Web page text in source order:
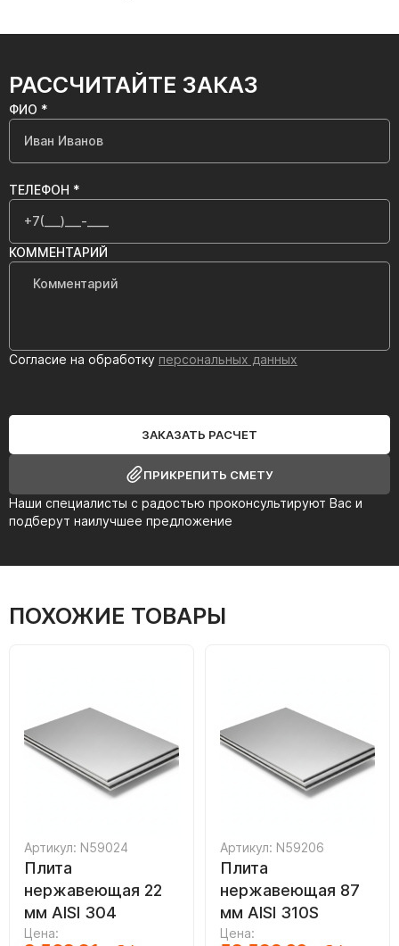
РАССЧИТАЙТЕ ЗАКАЗ
Наши специалисты с радостью проконсультируют Вас и
подберут наилучшее предложение
ФИО *
ТЕЛЕФОН *
КОММЕНТАРИЙ
Согласие на обработку персональных данных
ЗАКАЗАТЬ РАСЧЕТ
ПРИКРЕПИТЬ СМЕТУ
ПОХОЖИЕ ТОВАРЫ
Артикул: N59024
Плита
нержавеющая 22
мм AISI 304
Цена:
Артикул: N59206
Плита
нержавеющая 87
мм AISI 310S
Цена: